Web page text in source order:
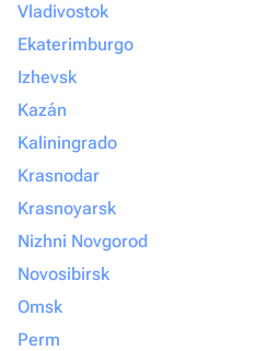
Vladivostok
Ekaterimburgo
Izhevsk
Kazán
Kaliningrado
Krasnodar
Krasnoyarsk
Nizhni Novgorod
Novosibirsk
Omsk
Perm